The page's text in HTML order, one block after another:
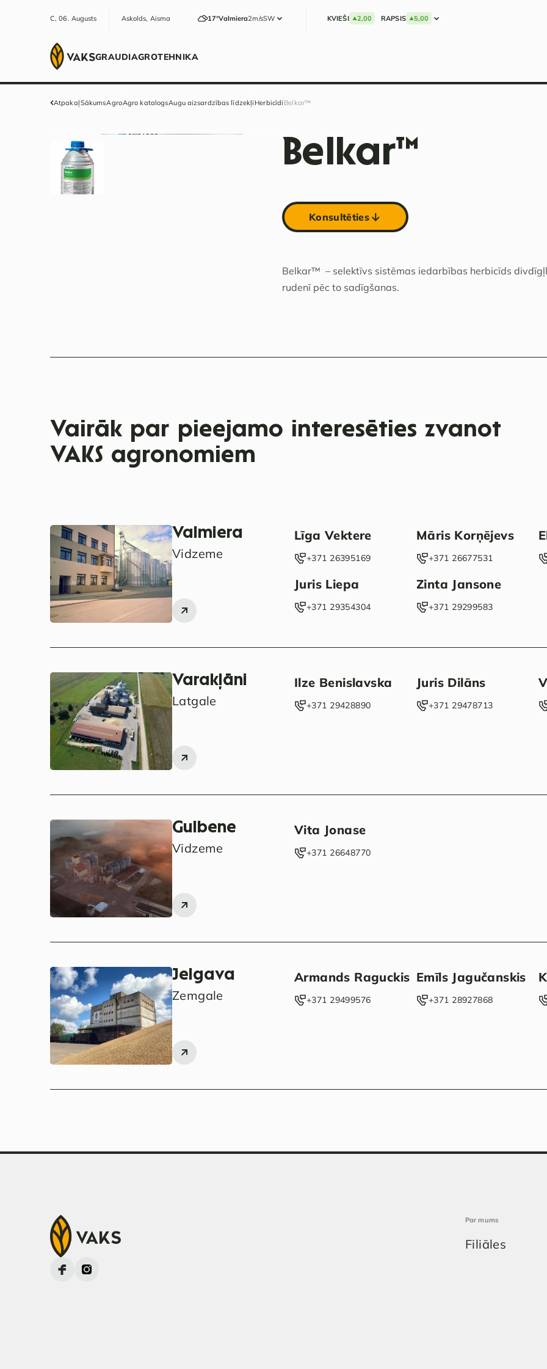
C, 06. Augusts Askolds, Aisma 17°Valmiera2m/sSW KVIEŠI 2,00 RAPSIS 5,00
GRAUDIAGROTEHNIKA
AtpakaļSākumsAgroAgro katalogsAugu aizsardzības līdzekļi Herbicīdi Belkar™
Belkar™
Konsultēties
Belkar™ – selektīvs sistēmas iedarbības herbicīds
rudenī pēc to sadīgšanas.
Vairāk par pieejamo interesēties zvanot
VAKS agronomiem
Valmiera
Vidzeme
Līga Vektere
‭+371 26395169‬
Māris Korņējevs
‭+371 26677531‬
Juris Liepa
‭+371 29354304‬
Zinta Jansone
+371 29299583
Varakļāni
Latgale
Ilze Benislavska
‭+371 29428890‬
Juris Dilāns
‭+371 29478713‬
Gulbene
Vidzeme
Vita Jonase
‭+371 26648770‬
Jelgava
Zemgale
Armands Raguckis
‭+371 29499576‬
Emīls Jagučanskis
‭+371 28927868‬
Par mums
Filiāles